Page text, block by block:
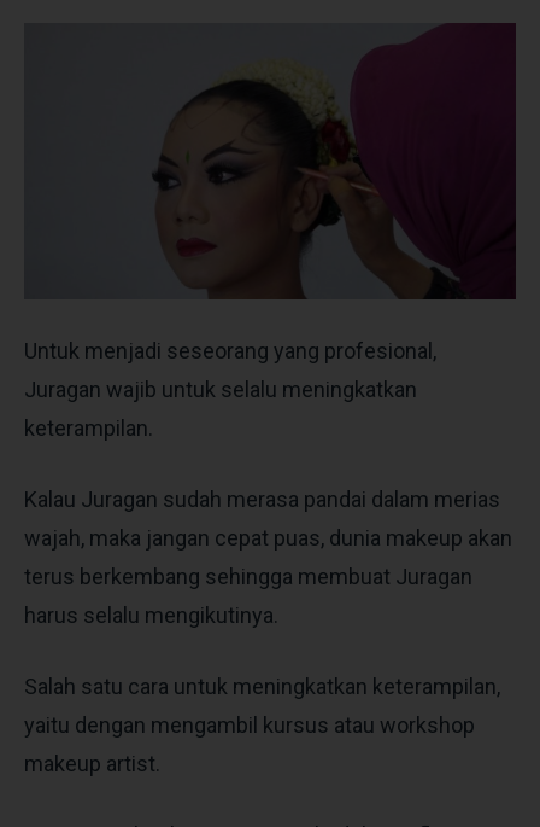
Untuk menjadi seseorang yang profesional,
Juragan wajib untuk selalu meningkatkan
keterampilan.
Kalau Juragan sudah merasa pandai dalam merias
wajah, maka jangan cepat puas, dunia makeup akan
terus berkembang sehingga membuat Juragan
harus selalu mengikutinya.
Salah satu cara untuk meningkatkan keterampilan,
yaitu dengan mengambil kursus atau workshop
makeup artist.